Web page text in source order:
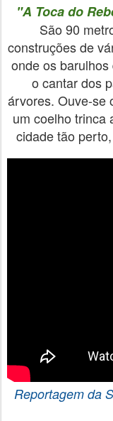
"A Toca do
São 90
construções de
onde os
o cantar dos
árvores. Ouve-se
um coelho trinca
cidade tão
Reportagemda